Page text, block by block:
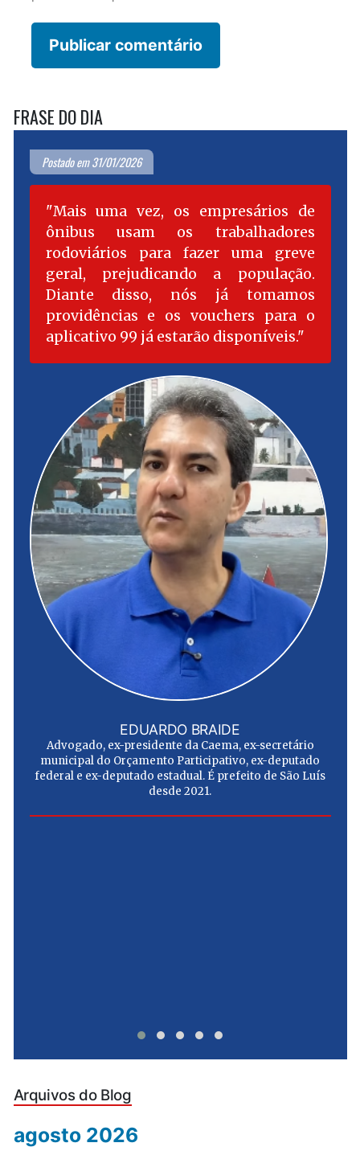
FRASE DO DIA
Postado em 31/01/2026
Mais uma vez, os empresários de
ônibus usam os trabalhadores
rodoviários para fazer uma greve
geral, prejudicando a população.
Diante disso, nós já tomamos
providências e os vouchers para o
aplicativo 99 já estarão disponíveis.
EDUARDO BRAIDE
Advogado, ex-presidente da Caema, ex-secretário
municipal do Orçamento Participativo, ex-deputado
federal e ex-deputado estadual. É prefeito de São Luís
desde 2021.
Arquivos do Blog
agosto 2026